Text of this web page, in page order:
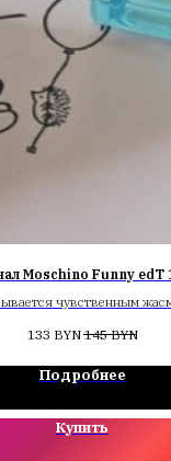
Moschino Funny edT
чувственным
прохладой зеленого
133 BYN 145 BYN
Подробнее
Купить